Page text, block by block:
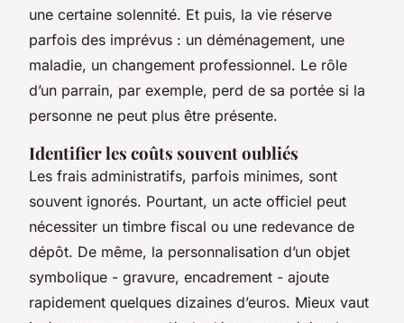
une certaine solennité. Et puis, la vie réserve
parfois des imprévus : un déménagement, une
maladie, un changement professionnel. Le rôle
d’un parrain, par exemple, perd de sa portée si la
personne ne peut plus être présente.
Identifier les coûts souvent oubliés
Les frais administratifs, parfois minimes, sont
souvent ignorés. Pourtant, un acte officiel peut
nécessiter un timbre fiscal ou une redevance de
dépôt. De même, la personnalisation d’un objet
symbolique - gravure, encadrement - ajoute
rapidement quelques dizaines d’euros. Mieux vaut